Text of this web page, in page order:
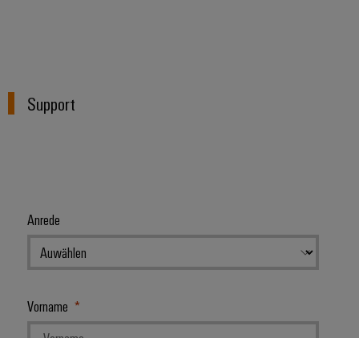
Support
Anrede
Vorname